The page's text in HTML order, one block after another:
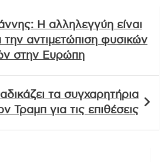
Η αλληλεγγύη είναι
την αντιμετώπιση φυσικών
στην Ευρώπη
τα συγχαρητήρια
Τραμπ για τις επιθέσεις